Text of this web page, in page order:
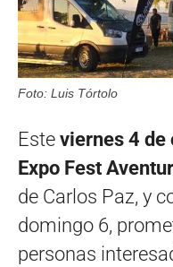
Foto: Luis Tórtolo
Este viernes 4 de
Expo Fest
de Carlos Paz, y
domingo 6,
personas